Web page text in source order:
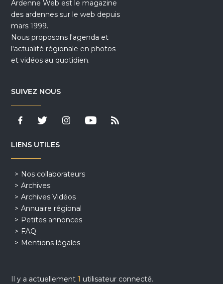
Ardenne Web est le magazine
des ardennes sur le web depuis
mars 1999.
Nous proposons l'agenda et
l'actualité régionale en photos
et vidéos au quotidien.
SUIVEZ NOUS
LIENS UTILES
Nos collaborateurs
Archives
Archives Vidéos
Annuaire régional
Petites annonces
FAQ
Mentions légales
Il y a actuellement1 utilisateur connecté.